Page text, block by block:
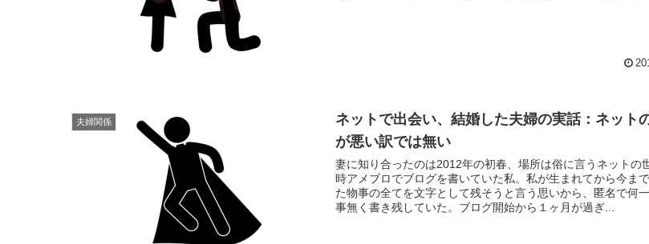
夫婦関係
ネットで出会い、結婚した夫婦の実話：ネット
が悪い訳では無い
妻に知り合ったのは2012年の初春、場所は俗に言うネットの
時アメブロでブログを書いていた私。私が生まれてから今ま
た物事の全てを文字として残そうと言う思いから、匿名で何
事無く書き残していた。ブログ開始から１ヶ月が過ぎ...